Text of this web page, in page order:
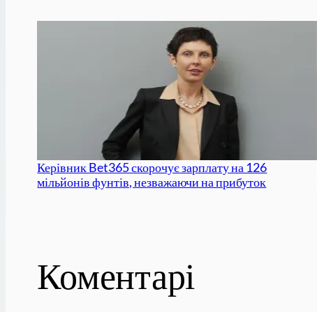
Керівник Bet365 скорочує зарплату на 126
мільйонів фунтів, незважаючи на прибуток
Коментарі